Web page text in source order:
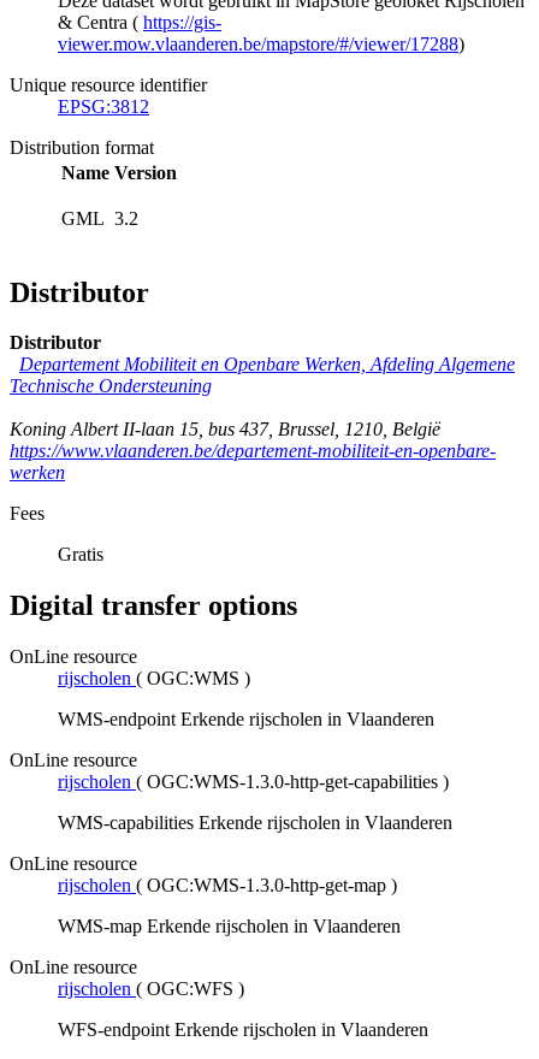
& Centra ( https://gis-
viewer.mow.vlaanderen.be/mapstore/#/viewer/17288)
Unique resource identifier
EPSG:3812
Distribution format
Name Version
GML 3.2
Distributor
Distributor
Departement Mobiliteit en Openbare Werken, Afdeling Algemene
Technische Ondersteuning
Koning Albert II-laan 15, bus 437, Brussel, 1210, België
https://www.vlaanderen.be/departement-mobiliteit-en-openbare-
werken
Fees
Gratis
Digital transfer options
OnLine resource
rijscholen ( OGC:WMS )
WMS-endpoint Erkende rijscholen in Vlaanderen
OnLine resource
rijscholen ( OGC:WMS-1.3.0-http-get-capabilities )
WMS-capabilities Erkende rijscholen in Vlaanderen
OnLine resource
rijscholen ( OGC:WMS-1.3.0-http-get-map )
WMS-map Erkende rijscholen in Vlaanderen
OnLine resource
rijscholen ( OGC:WFS )
WFS-endpoint Erkende rijscholen in Vlaanderen